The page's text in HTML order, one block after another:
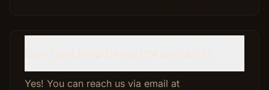
Yes! You can reach us via email at